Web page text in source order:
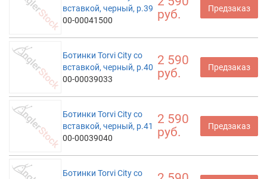
вставкой, черный, р.39
00-00041500
руб.
Предзаказ
Ботинки Torvi City со
вставкой, черный, р.40
00-00039033
2 590
руб.
Предзаказ
Ботинки Torvi City со
вставкой, черный, р.41
00-00039040
2 590
руб.
Предзаказ
Ботинки Torvi City со